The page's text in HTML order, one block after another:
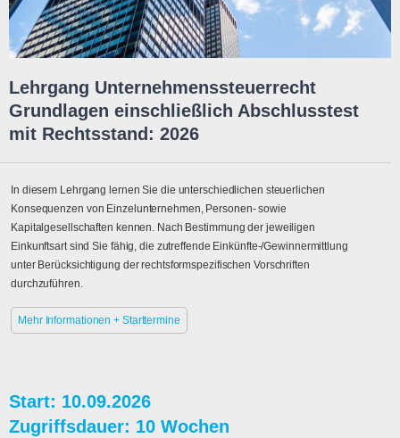
Lehrgang Unternehmenssteuerrecht
Grundlagen einschließlich Abschlusstest
mit Rechtsstand: 2026
In diesem Lehrgang lernen Sie die unterschiedlichen steuerlichen
Konsequenzen von Einzelunternehmen, Personen- sowie
Kapitalgesellschaften kennen. Nach Bestimmung der jeweiligen
Einkunftsart sind Sie fähig, die zutreffende Einkünfte-/Gewinnermittlung
unter Berücksichtigung der rechtsformspezifischen Vorschriften
durchzuführen.
Mehr Informationen + Starttermine
Start: 10.09.2026
Zugriffsdauer: 10 Wochen